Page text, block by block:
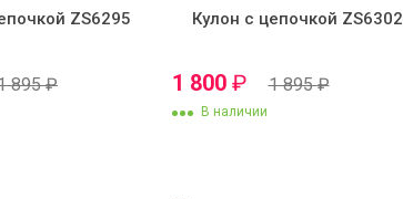
ZS6295
895₽
Кулон с цепочкой ZS6302
1 800 ₽ 1 895₽
В наличии